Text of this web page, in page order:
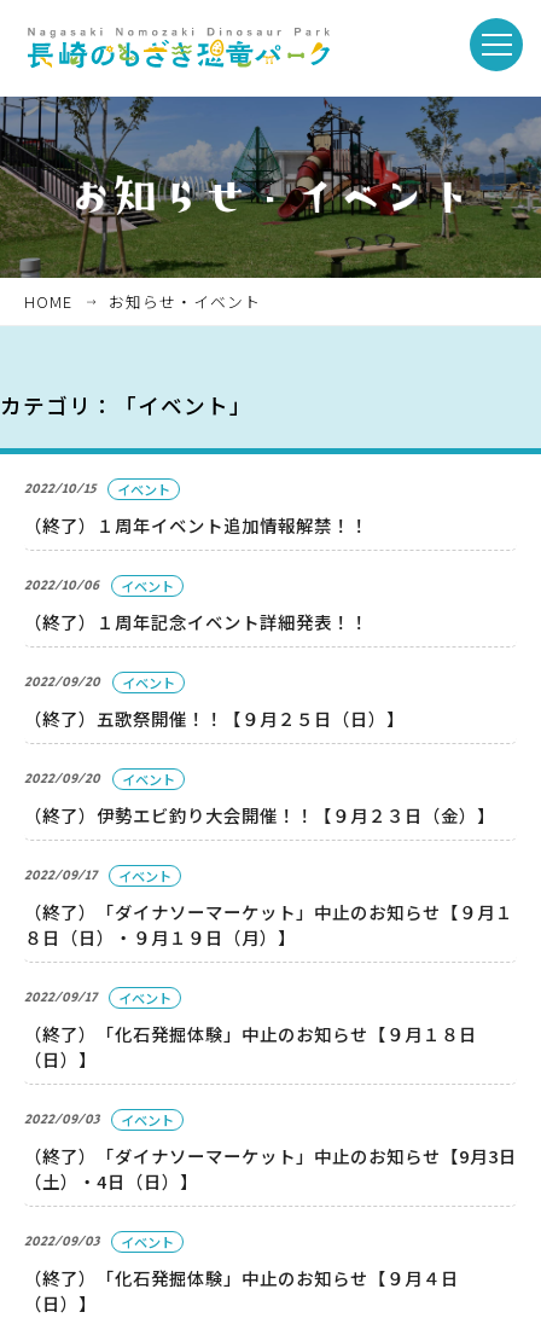
toggle
ホーム
お知らせ・イベント
長崎市恐竜博物館
水仙の丘
軍艦島資料館
野母崎文化センター
インフォメーションセンター
恐竜パーク体育館
よくある質問
周辺スポット
アクセス
パーク概要
個人情報保護方針
HOME お知らせ・イベント
カテゴリ：「イベント」
2022/10/15 イベント
（終了）１周年イベント追加情報解禁！！
2022/10/06 イベント
（終了）１周年記念イベント詳細発表！！
2022/09/20 イベント
（終了）五歌祭開催！！【９月２５日（日）】
2022/09/20 イベント
（終了）伊勢エビ釣り大会開催！！【９月２３日（金）】
2022/09/17 イベント
（終了）「ダイナソーマーケット」中止のお知らせ【９月１
８日（日）・９月１９日（月）】
2022/09/17 イベント
（終了）「化石発掘体験」中止のお知らせ【９月１８日
（日）】
2022/09/03 イベント
（終了）「ダイナソーマーケット」中止のお知らせ【9月3日
（土）・4日（日）】
2022/09/03 イベント
（終了）「化石発掘体験」中止のお知らせ【９月４日
（日）】